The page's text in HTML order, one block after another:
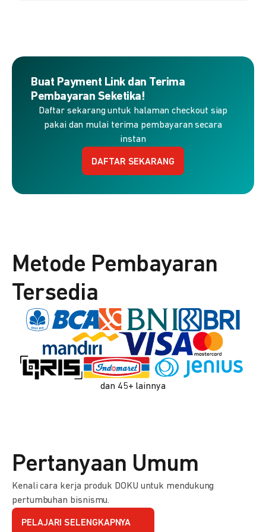
Buat Payment Link dan Terima
Pembayaran Seketika!
Daftar sekarang untuk halaman checkout siap
pakai dan mulai terima pembayaran secara
instan
DAFTAR SEKARANG
Metode Pembayaran
Tersedia
dan 45+ lainnya
Pertanyaan Umum
Kenali cara kerja produk DOKU untuk mendukung
pertumbuhan bisnismu.
PELAJARI SELENGKAPNYA